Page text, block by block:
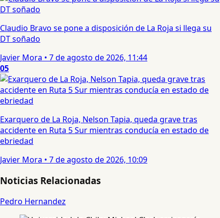
Claudio Bravo se pone a disposición de La Roja si llega su
DT soñado
Javier Mora • 7 de agosto de 2026, 11:44
05
Exarquero de La Roja, Nelson Tapia, queda grave tras
accidente en Ruta 5 Sur mientras conducía en estado de
ebriedad
Javier Mora • 7 de agosto de 2026, 10:09
Noticias Relacionadas
Pedro Hernandez